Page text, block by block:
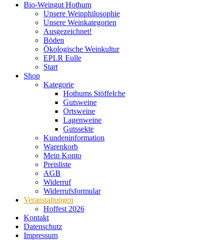
Bio-Weingut Hothum
Unsere Weinphilosophie
Unsere Weinkategorien
Ausgezeichnet!
Böden
Ökologische Weinkultur
EPLR Eulle
Start
Shop
Kategorie
Hothums Stöffelche
Gutsweine
Ortsweine
Lagenweine
Gutssekte
Kundeninformation
Warenkorb
Mein Konto
Preisliste
AGB
Widerruf
Widerrufsformular
Veranstaltungen
Hoffest 2026
Kontakt
Datenschutz
Impressum